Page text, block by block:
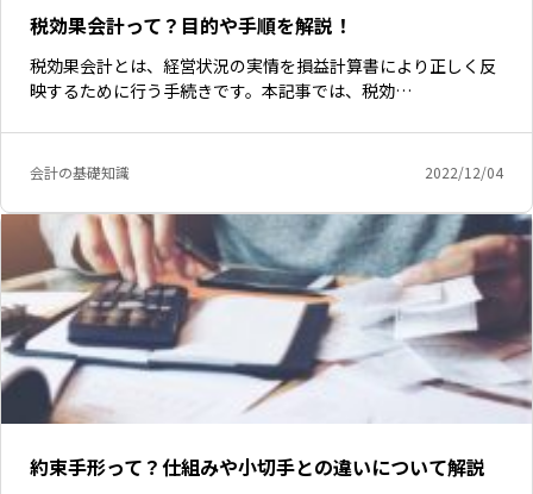
税効果会計って？目的や手順を解説！
税効果会計とは、経営状況の実情を損益計算書により正しく反
映するために行う手続きです。本記事では、税効…
会計の基礎知識 2022/12/04
約束手形って？仕組みや小切手との違いについて解説